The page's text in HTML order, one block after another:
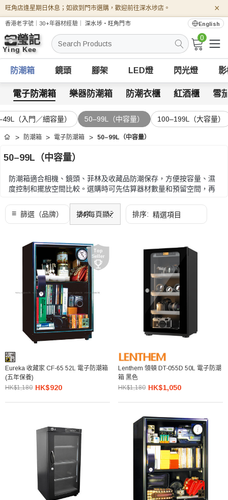
旺角店逢星期日休息；如欲到門市選購，歡迎前往深水埗店。 ×
香港老字號｜30+年器材經驗｜深水埗・旺角門市 English
搜
索
0
防潮箱 鏡頭 腳架 LED燈 閃光燈
電子防潮箱 樂器防潮箱 防潮衣櫃 紅酒櫃 雪
（入門／細容量） 50–99L（中容量） 100–199L（大容量）
首頁 防潮箱 電子防潮箱 50–99L（中容量）
50–99L（中容量）
防潮箱適合相機、鏡頭、菲林及收藏品防潮保存，方便按容量、濕
度控制和擺放空間比較。選購時可先估算器材數量和預留空間，再
選購時可先估算器材數量和預留空間，再比較內部尺寸、層架配
置、濕度範圍和耗電量。
Eureka 收藏家 CF-65 52L 電子防潮箱
(五年保養)
HK$1,180 HK$920
Lenthem 領頓 DT-055D 50L 電子防潮
箱 黑色
HK$1,180 HK$1,050